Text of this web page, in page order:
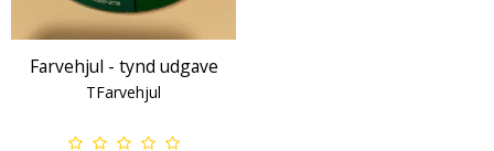
Farvehjul - tynd udgave
TFarvehjul